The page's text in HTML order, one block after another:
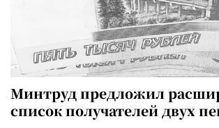
Минтруд предложил
список получателей двух